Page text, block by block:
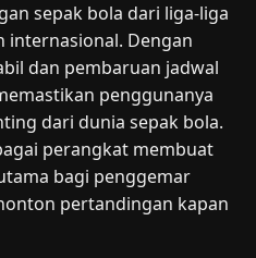
sepak bola dari liga-liga
internasional. Dengan
dan pembaruan jadwal
penggunanya
dari dunia sepak bola.
perangkat membuat
bagi penggemar
pertandingan kapan